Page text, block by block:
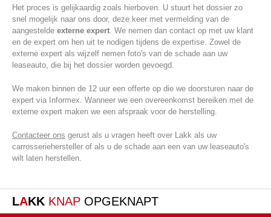
Het proces is gelijkaardig zoals hierboven. U stuurt het dossier zo
snel mogelijk naar ons door, deze keer met vermelding van de
aangestelde externe expert. We nemen dan contact op met uw klant
en de expert om hen uit te nodigen tijdens de expertise. Zowel de
externe expert als wijzelf nemen foto's van de schade aan uw
leaseauto, die bij het dossier worden gevoegd.
We maken binnen de 12 uur een offerte op die we doorsturen naar de
expert via Informex. Wanneer we een overeenkomst bereiken met de
externe expert maken we een afspraak voor de herstelling.
Contacteer ons gerust als u vragen heeft over Lakk als uw
carrosseriehersteller of als u de schade aan een van uw leaseauto's
wilt laten herstellen.
LAKK KNAP OPGEKNAPT